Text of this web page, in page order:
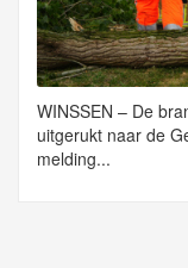
WINSSEN – De
uitgerukt naar de
melding...